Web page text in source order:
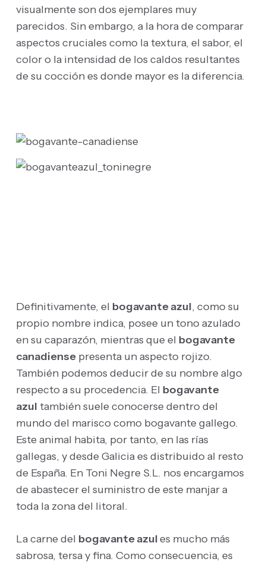
visualmente son dos ejemplares muy
parecidos. Sin embargo, a la hora de comparar
aspectos cruciales como la textura, el sabor, el
color o la intensidad de los caldos resultantes
de su cocción es donde mayor es la diferencia.
Definitivamente, el bogavante azul, como su
propio nombre indica, posee un tono azulado
en su caparazón, mientras que el bogavante
canadiensepresenta un aspecto rojizo.
También podemos deducir de su nombre algo
respecto a su procedencia. El bogavante
azul también suele conocerse dentro del
mundo del marisco como bogavante gallego.
Este animal habita, por tanto, en las rías
gallegas, y desde Galicia es distribuido al resto
de España. En Toni Negre S.L. nos encargamos
de abastecer el suministro de este manjar a
toda la zona del litoral.
La carne del bogavante azules mucho más
sabrosa, tersa y fina. Como consecuencia, es